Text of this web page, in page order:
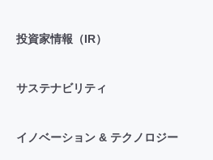
投資家情報（IR）
サステナビリティ
イノベーション & テクノロジー